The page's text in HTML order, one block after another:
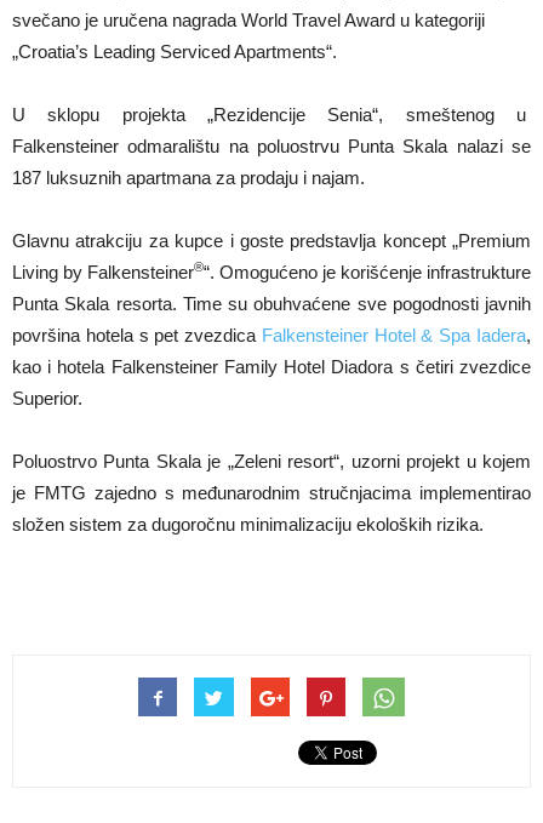
svečano je uručena nagrada World Travel Award u kategoriji
„Croatia’s Leading Serviced Apartments“.
U sklopu projekta „Rezidencije Senia“, smeštenog u
Falkensteiner odmaralištu na poluostrvu Punta Skala nalazi se
187 luksuznih apartmana za prodaju i najam.
Glavnu atrakciju za kupce i goste predstavlja koncept „Premium
Living by Falkensteiner®“. Omogućeno je korišćenje infrastrukture
Punta Skala resorta. Time su obuhvaćene sve pogodnosti javnih
površina hotela s pet zvezdica Falkensteiner Hotel & Spa Iadera,
kao i hotela Falkensteiner Family Hotel Diadora s četiri zvezdice
Superior.
Poluostrvo Punta Skala je „Zeleni resort“, uzorni projekt u kojem
je FMTG zajedno s međunarodnim stručnjacima implementirao
složen sistem za dugoročnu minimalizaciju ekoloških rizika.